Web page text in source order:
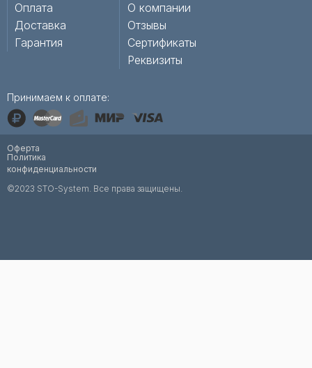
Оплата
Доставка
Гарантия
О компании
Отзывы
Сертификаты
Реквизиты
Принимаем к оплате:
©2023 STO-System. Все права защищены.
Политика
конфиденциальности
Оферта